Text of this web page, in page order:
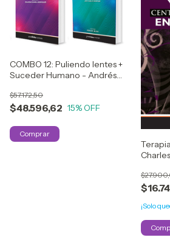
COMBO 12: Puliendo lentes +
Suceder Humano - Andrés
$48.596,62
$57.172,50
15% OFF
¡Solo